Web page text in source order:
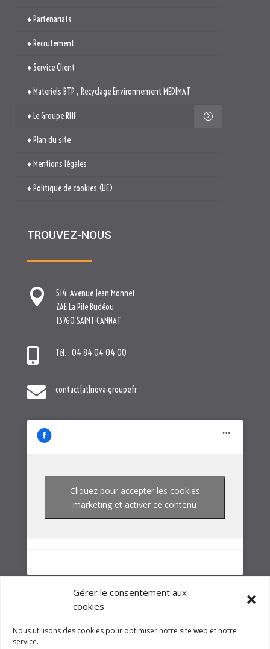
Gérer le consentement aux
cookies
Nous utilisons des cookies pour optimiser notre site web et notre
service.
♦ Le Groupe RHF
♦ Plan du site
♦ Mentions légales
♦ Politique de cookies (UE)
TROUVEZ-NOUS
514. Avenue Jean Monnet

 contact[at]nova-groupe.fr
Cliquez pour accepter les cookies